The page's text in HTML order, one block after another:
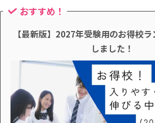
おすすめ！
【最新版】2027年受験用のお得校
しました！